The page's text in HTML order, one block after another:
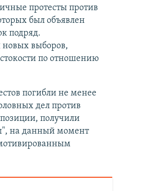
протесты против
был объявлен
подряд.
новых выборов,
по отношению
погибли не менее
дел против
получили
на данный момент